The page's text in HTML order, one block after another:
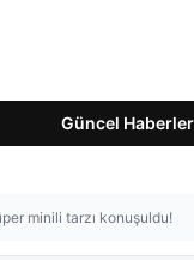
Güncel Haberler
minili tarzı konuşuldu!